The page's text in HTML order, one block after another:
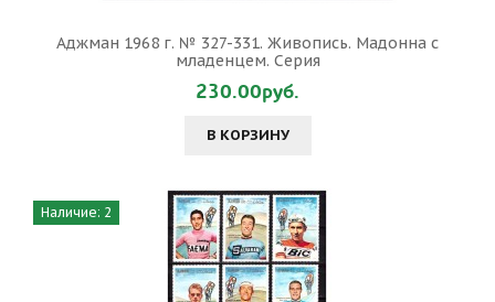
Аджман 1968 г. № 327-331. Живопись. Мадонна с
младенцем. Серия
230.00руб.
В КОРЗИНУ
Наличие: 2